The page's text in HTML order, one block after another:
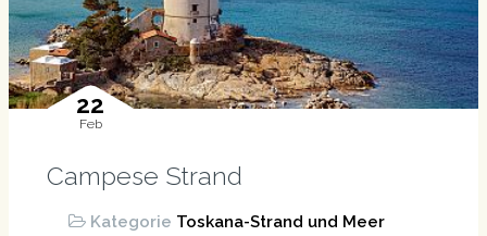
22
Feb
Campese Strand
Kategorie Toskana-Strand und Meer